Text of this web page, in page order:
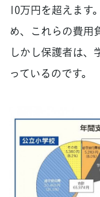
10万円を超えます
め、これらの費用
しかし保護者は、
っているのです。